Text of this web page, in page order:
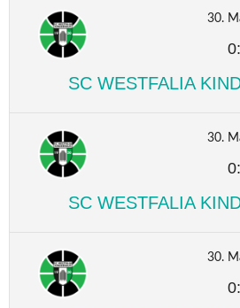
30.
SC WESTFALIA
30.
SC WESTFALIA
30.